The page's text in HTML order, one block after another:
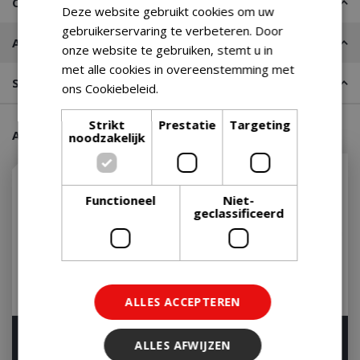
Advies nodig?
Stel een vraag
Aanraders van onze klanten
Weber Flavorizer bars
spirit 300/gen b
Deze website gebruikt cookies om uw
gebruikerservaring te verbeteren. Door
onze website te gebruiken, stemt u in
met alle cookies in overeenstemming met
ons Cookiebeleid.
Strikt
noodzakelijk
Prestatie Targeting
Functioneel
Niet-
geclassificeerd
ALLES ACCEPTEREN
ALLES AFWIJZEN